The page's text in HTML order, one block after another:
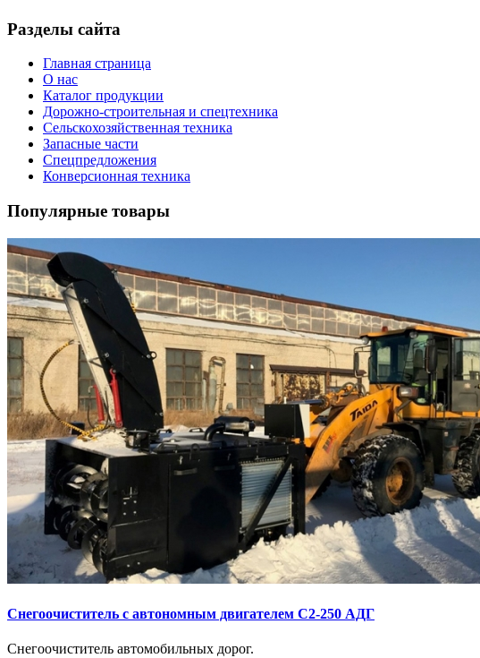
Разделы сайта
Главная страница
О нас
Каталог продукции
Дорожно-строительная и спецтехника
Сельскохозяйственная техника
Запасные части
Спецпредложения
Конверсионная техника
Популярные товары
Снегоочиститель с автономным двигателем С2-250 АДГ
Снегоочиститель автомобильных дорог.